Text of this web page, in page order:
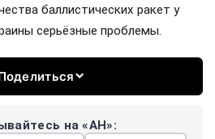
баллистических ракет у
серьёзные проблемы.
на «АН»: